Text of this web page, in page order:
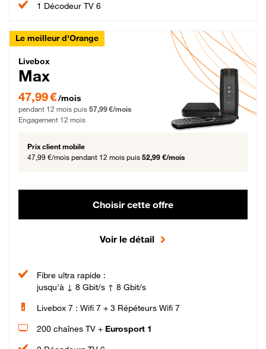
1 Décodeur TV 6
Le meilleur d'Orange
Livebox Max Fibre
Livebox
Max
47,99 € par mois pendant 12 mois puis 57,99 € par mois, Engagement 12 mois
47,99 €/mois
pendant 12 mois puis 57,99 €/mois
Engagement 12 mois
Prix client mobile
47,99 €/mois pendant 12 mois puis 52,99 €/mois
Choisir cette offre
Voir le détail
Fibre ultra rapide :
jusqu'à ↓ 8 Gbit/s ↑ 8 Gbit/s
Livebox 7 : Wifi 7 + 3 Répéteurs Wifi 7
200 chaînes TV + Eurosport 1